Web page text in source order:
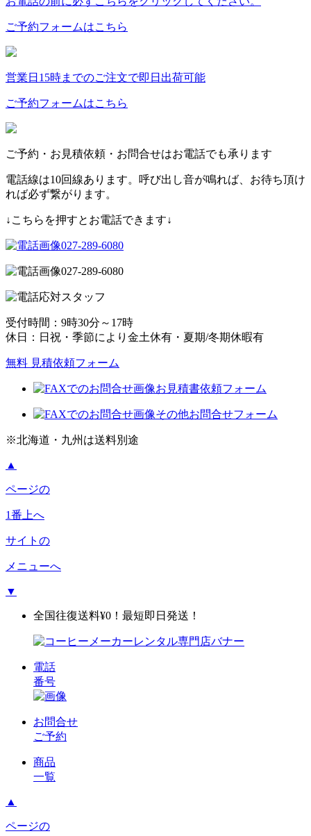
ご予約フォームはこちら
営業日15時までのご注文で即日出荷可能
ご予約フォームはこちら
ご予約・お見積依頼・お問合せはお電話でも承ります
電話線は10回線あります。呼び出し音が鳴れば、お待ち頂け
れば必ず繋がります。
↓こちらを押すとお電話できます↓
027-289-6080
027-289-6080
受付時間：9時30分～17時
休日：日祝・季節により金土休有・夏期/冬期休暇有
無料 見積依頼フォーム
お見積書依頼フォーム
その他お問合せフォーム
※北海道・九州は送料別途
▲
ページの
1番上へ
サイトの
メニューへ
▼
全国往復送料¥0！最短即日発送！
電話
番号
お問合せ
ご予約
商品
一覧
▲
ページの